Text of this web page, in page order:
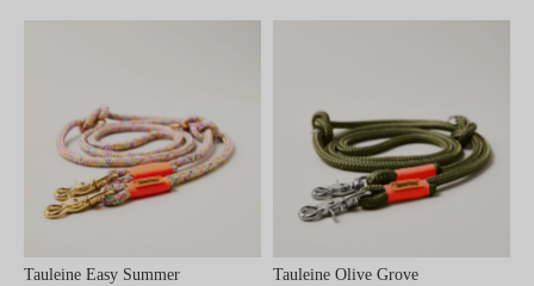
Tauleine Easy Summer
Tauleine Olive Grove